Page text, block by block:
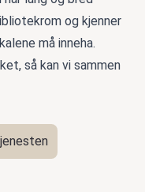
og kjenner
må inneha.
så kan vi sammen